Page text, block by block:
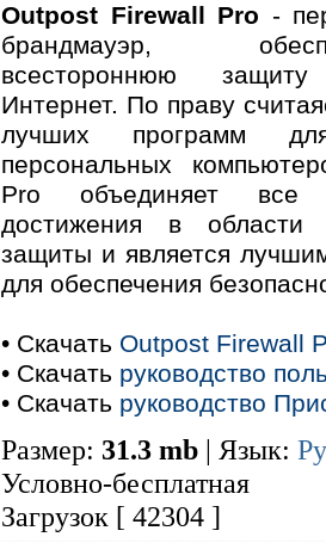
Outpost Firewall Pro -
брандмауэр,
всестороннюю
Интернет. По праву
лучших программ
персональных
Pro объединяет все
достижения в области
защиты и является
для обеспечения
• Скачать Outpost Firewall
• Скачать руководство
• Скачать руководство
Размер: 31.3 mb | Язык:
Условно-бесплатная
Загрузок [ 42304 ]